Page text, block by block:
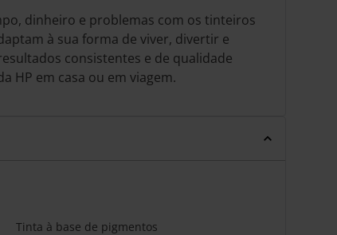
dinheiro e problemas com os tinteiros
à sua forma de viver, divertir e
consistentes e de qualidade
HP em casa ou em viagem.
Tinta à base de pigmentos